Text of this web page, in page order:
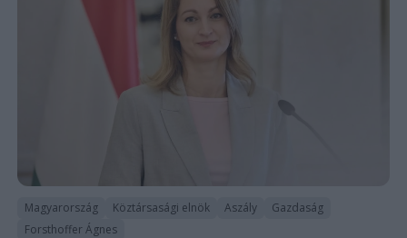
Magyarország Köztársasági elnök Aszály
Gazdaság
Forsthoffer Ágnes